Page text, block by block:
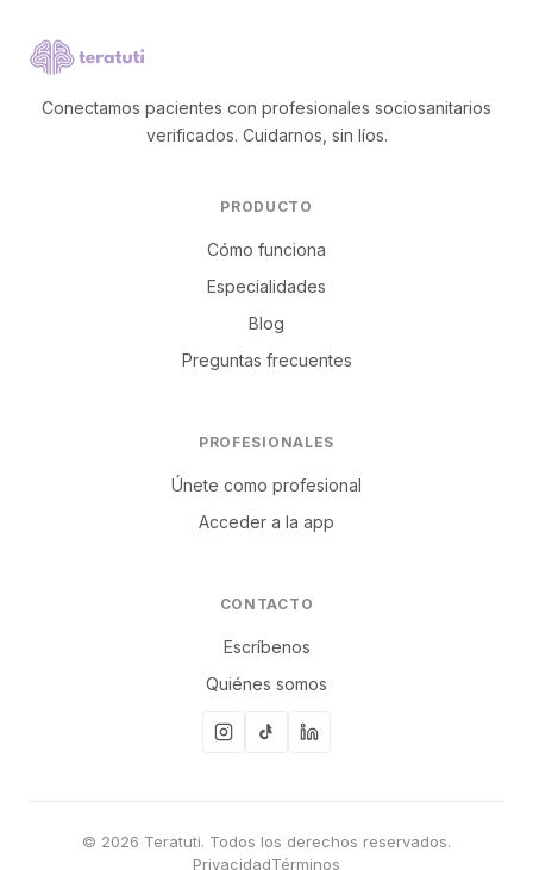
Conectamos pacientes con profesionales sociosanitarios
verificados. Cuidarnos, sin líos.
PRODUCTO
Cómo funciona
Especialidades
Blog
Preguntas frecuentes
PROFESIONALES
Únete como profesional
Acceder a la app
CONTACTO
Escríbenos
Quiénes somos
© 2026 Teratuti. Todos los derechos reservados.
PrivacidadTérminos